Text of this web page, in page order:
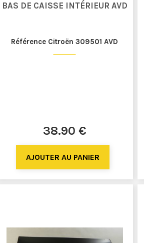
BAS DE CAISSE INTÉRIEUR AVD
Référence Citroën 309501 AVD
38.90 €